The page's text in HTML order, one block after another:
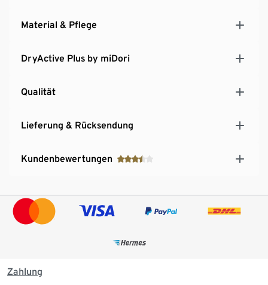
Material & Pflege
DryActive Plus by miDori
Qualität
Lieferung & Rücksendung
Kundenbewertungen
Zahlung